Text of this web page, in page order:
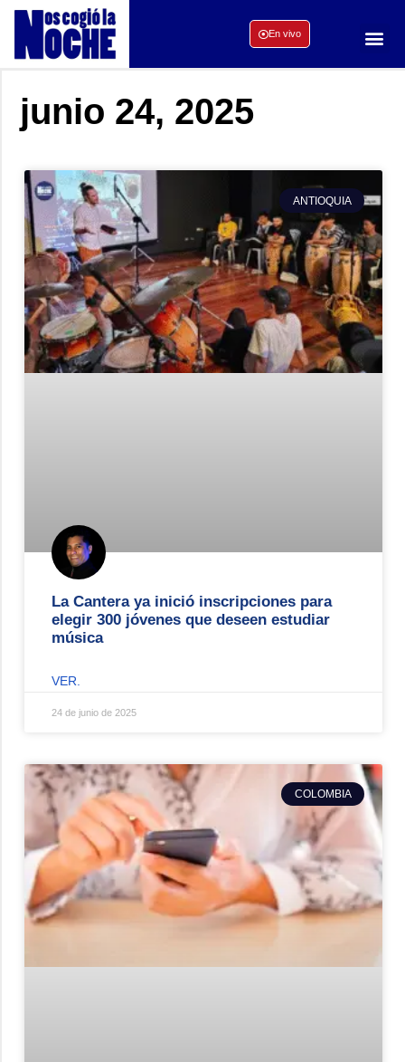
En vivo
junio 24, 2025
ANTIOQUIA
La Cantera ya inició inscripciones para
elegir 300 jóvenes que deseen estudiar
música
VER.
24 de junio de 2025
COLOMBIA